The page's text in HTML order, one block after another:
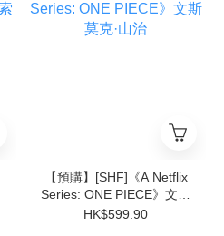
【預購】[SHF]《A Netflix
Series: ONE PIECE》文斯
莫克·山治
HK$599.90